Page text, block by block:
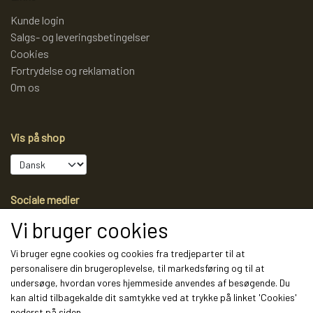
Dybde: 40 cm
Højde: 45 cm
Materiale: MDF med 3D-overflade
Farve: mocca
Maks. belastning: 50 kg
1 stk. sofabord 80 × 60 cm
1 stk. sofabord 40 × 40 cm
Mocca-farvet 3D-overflade
Kunde login
Salgs- og leveringsbetingelser
Cookies
Fortrydelse og reklamation
Om os
Vis på shop
Sociale medier
Modtag vores nyhedsbrev via e-mail
Tilmeld
Vi bruger cookies
Vi bruger egne cookies og cookies fra tredjeparter til at
personalisere din brugeroplevelse, til markedsføring og til at
undersøge, hvordan vores hjemmeside anvendes af besøgende. Du
kan altid tilbagekalde dit samtykke ved at trykke på linket 'Cookies'